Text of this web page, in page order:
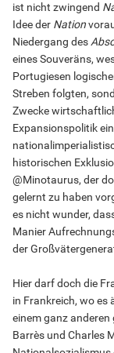
ist nicht zwingend
Idee der Nation
Niedergang des
eines Souveräns,
Portugiesen
Streben folgten,
Zwecke
Expansionspolitik
historischen
@Minotaurus, der
gelernt zu haben
es nicht wunder,
Manier
der
Hier darf doch die
in Frankreich, wo es
einem ganz
Barrès und Charles